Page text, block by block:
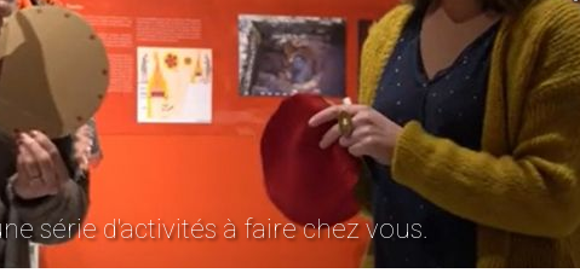
série d'activités à faire chez vous.